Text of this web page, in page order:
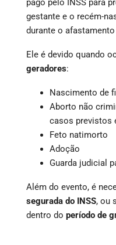
pago pelo INSS para
gestante e o recém-
durante o
Ele é devido quando
geradores:
Nascimento de
Aborto não
casos previstos
Feto natimorto
Adoção
Guarda judicial
Além do evento, é
segurada do INSS, ou
dentro do período de